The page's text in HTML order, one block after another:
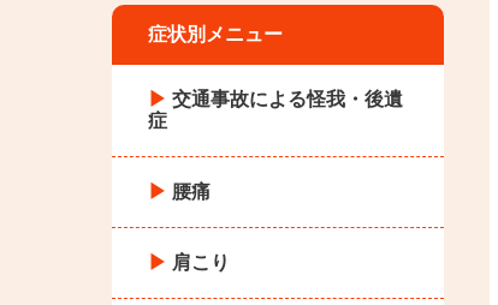
症状別メニュー
交通事故による怪我・後遺
症
腰痛
肩こり